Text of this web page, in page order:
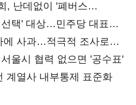
, 난데없이 '폐버스
택' 대상…민주당 대표로
에 사과…적극적 조사로
울시 협력 없으면 '공수표'
계열사 내부통제 표준화